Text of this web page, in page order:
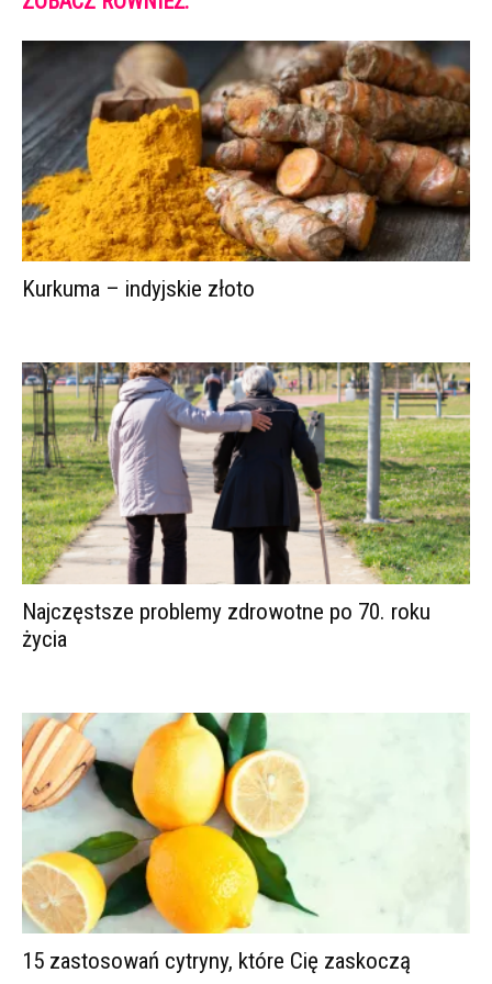
Kurkuma – indyjskie złoto
Najczęstsze problemy zdrowotne po 70. roku
życia
15 zastosowań cytryny, które Cię zaskoczą